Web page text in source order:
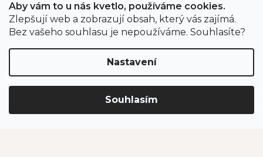
Aby vám to u nás kvetlo, používáme cookies.
Zlepšují web a zobrazují obsah, který vás zajímá.
Bez vašeho souhlasu je nepoužíváme. Souhlasíte?
Nastavení
Souhlasím
Odběr newsletteru
PŘIHLÁSIT SE